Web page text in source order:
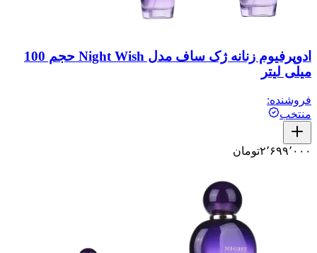
ادوپرفیوم زنانه ژک ساف مدل Night Wish حجم 100
میلی لیتر
فروشنده:
منتخب
۲٬۶۹۹٬۰۰۰تومان